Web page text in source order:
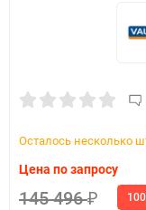
Осталось несколько
Цена по запросу
145 496₽